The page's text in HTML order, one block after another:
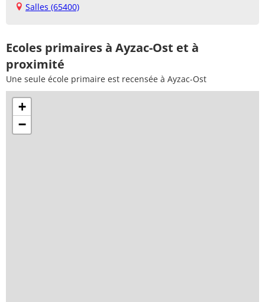
Salles (65400)
Ecoles primaires à Ayzac-Ost et à
proximité
Une seule école primaire est recensée à Ayzac-Ost
+
−